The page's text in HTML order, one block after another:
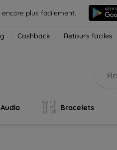
plus facilement.
Cashback Retours faciles
Audio Bracelets